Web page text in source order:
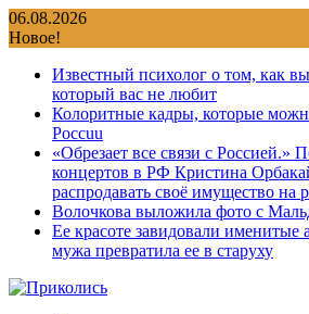
Перейти
к
06.08.2026
Новое!
Известный психолог о том, как
который вас не любит
Колоритные кадры, которые
Россuu
«Обрезает все связи с Россией.»
концертов в РФ Кристина
распродавать своё имущество на
Волочкова выложила фото с
Ее красоте завидовали именитые
мужа превратила ее в старуху